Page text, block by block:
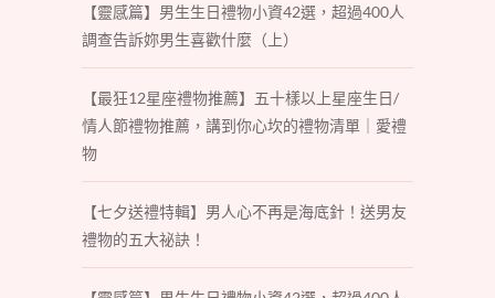
【靈感篇】男生生日禮物小資42選，超過400人
調查告訴妳男生喜歡什麼（上）
【最狂12星座禮物推薦】五十樣以上星座生日/
情人節禮物推薦，講到你心坎的禮物清單｜愛禮
物
【七夕送禮特輯】男人心不再是海底針！送男友
禮物的五大祕訣！